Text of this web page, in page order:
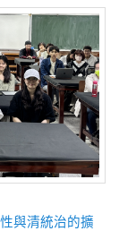
與清統治的擴